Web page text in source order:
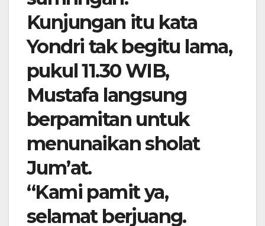
Kunjungan itu kata
Yondri tak begitu lama,
pukul 11.30 WIB,
Mustafa langsung
berpamitan untuk
menunaikan sholat
Jum’at.
“Kami pamit ya,
selamat berjuang.